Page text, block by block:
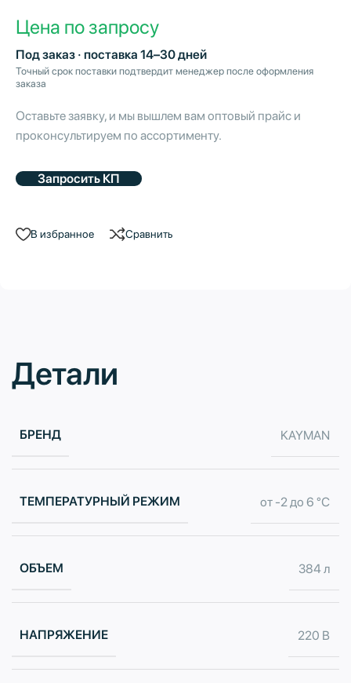
Цена по запросу
Под заказ · поставка 14–30 дней
Точный срок поставки подтвердит менеджер после оформления
заказа
Оставьте заявку, и мы вышлем вам оптовый прайс и
проконсультируем по ассортименту.
Запросить КП
В избранное Сравнить
Детали
БРЕНД KAYMAN
ТЕМПЕРАТУРНЫЙ РЕЖИМ от -2 до 6 °С
ОБЪЕМ 384 л
НАПРЯЖЕНИЕ 220 В